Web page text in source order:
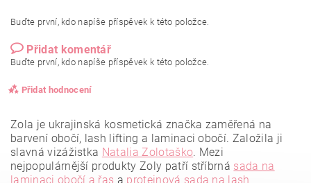
Buďte první, kdo napíše příspěvek k této položce.
Přidat komentář
Buďte první, kdo napíše příspěvek k této položce.
Přidat hodnocení
Zola je ukrajinská kosmetická značka zaměřená na
barvení obočí, lash lifting a laminaci obočí. Založila ji
slavná vizážistka Natalia Zolotaško. Mezi
nejpopulárnější produkty Zoly patří stříbrná sada na
laminaci obočí a řas a proteinová sada na lash